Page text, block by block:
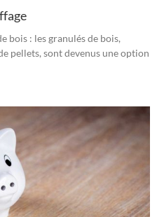
bois : les granulés de bois,
pellets, sont devenus une option